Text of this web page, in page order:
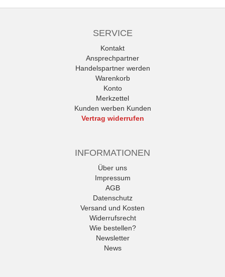
SERVICE
Kontakt
Ansprechpartner
Handelspartner werden
Warenkorb
Konto
Merkzettel
Kunden werben Kunden
Vertrag widerrufen
INFORMATIONEN
Über uns
Impressum
AGB
Datenschutz
Versand und Kosten
Widerrufsrecht
Wie bestellen?
Newsletter
News